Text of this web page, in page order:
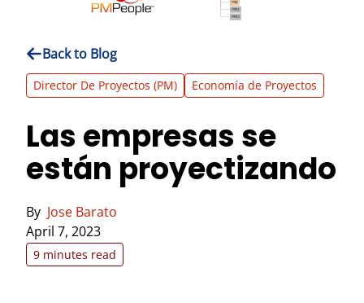
Back to Blog
Director De Proyectos (PM) Economía de Proyectos
Las empresas se
están proyectizando
By Jose Barato
April 7, 2023
9 minutes read